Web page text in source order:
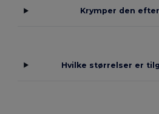
Krymper den efter
Hvilke størrelser er